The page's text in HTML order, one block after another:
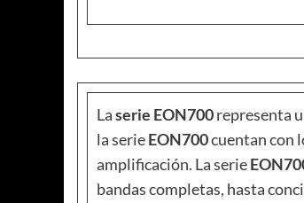
Laserie EON700representa
la serieEON700cuentan con
amplificación. La serie
bandas completas, hasta